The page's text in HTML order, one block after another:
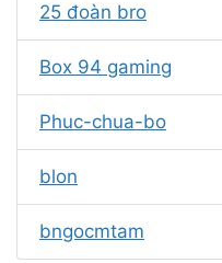
25 đoàn bro
Box 94 gaming
Phuc-chua-bo
blon
bngocmtam